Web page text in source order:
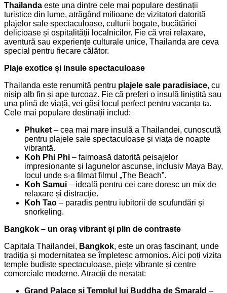
Thailanda este una dintre cele mai populare destinații
turistice din lume, atrăgând milioane de vizitatori datorită
plajelor sale spectaculoase, culturii bogate, bucătăriei
delicioase și ospitalității localnicilor. Fie că vrei relaxare,
aventură sau experiențe culturale unice, Thailanda are ceva
special pentru fiecare călător.
Plaje exotice și insule spectaculoase
Thailanda este renumită pentru plajele sale paradisiace, cu
nisip alb fin și ape turcoaz. Fie că preferi o insulă liniștită sau
una plină de viață, vei găsi locul perfect pentru vacanța ta.
Cele mai populare destinații includ:
Phuket – cea mai mare insulă a Thailandei, cunoscută
pentru plajele sale spectaculoase și viața de noapte
vibrantă.
Koh Phi Phi – faimoasă datorită peisajelor
impresionante și lagunelor ascunse, inclusiv Maya Bay,
locul unde s-a filmat filmul „The Beach”.
Koh Samui – ideală pentru cei care doresc un mix de
relaxare și distracție.
Koh Tao – paradis pentru iubitorii de scufundări și
snorkeling.
Bangkok – un oraș vibrant și plin de contraste
Capitala Thailandei, Bangkok, este un oraș fascinant, unde
tradiția și modernitatea se împletesc armonios. Aici poți vizita
temple budiste spectaculoase, piețe vibrante și centre
comerciale moderne. Atracții de neratat:
Grand Palace și Templul lui Buddha de Smarald –